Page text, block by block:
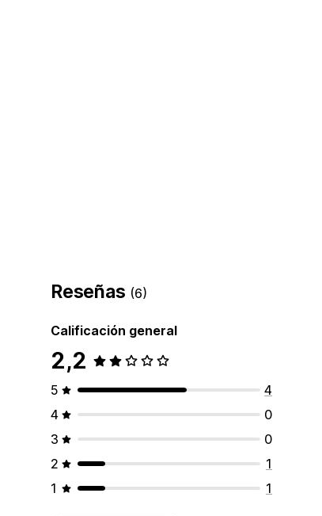
Reseñas (6)
Calificación general
2,2
5
4
4
0
3
0
2
1
1
1